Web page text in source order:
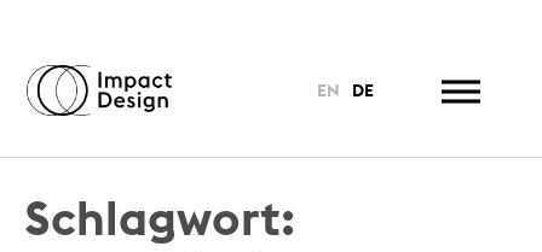
EN DE
Schlagwort: